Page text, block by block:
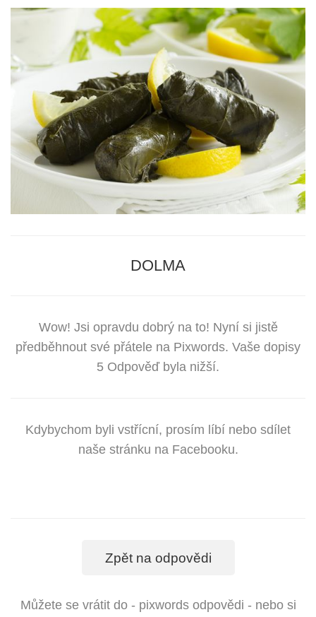
DOLMA
Wow! Jsi opravdu dobrý na to! Nyní si jistě
předběhnout své přátele na Pixwords. Vaše dopisy
5 Odpověď byla nižší.
Kdybychom byli vstřícní, prosím líbí nebo sdílet
naše stránku na Facebooku.
Zpět na odpovědi
Můžete se vrátit do - pixwords odpovědi - nebo si